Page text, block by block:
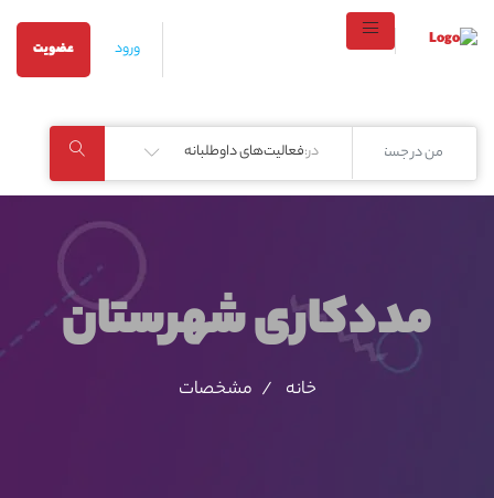
ورود عضویت
در:فعالیت‌های داوطلبانه
مددکاری شهرستان
خانه مشخصات